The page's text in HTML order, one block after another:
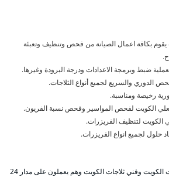
يقوم بكافة اعمال الصيانة من فحص وتنظيف وتعبئة
ضبط وبرمجة الاعدادات ودرجة البرودة وغيرها.
الدوري والسريع لجميع أنواع الثلاجات.
رخيصة ومناسبة.
الكويت لفحص المواسير وفحص نسبة الفريون.
الكويت لتنظيف الفريزرات.
حلول لجميع انواع الفريزرات.
اضافة الى اننا نوفر فني غسالات الكويت وفني ثلاجات الكويت وهم يعملون على مدار 24